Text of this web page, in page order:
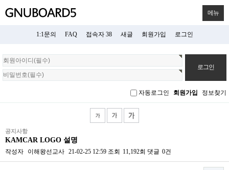
메뉴
1:1문의 FAQ 접속자 38 새글 회원가입 로그인
회
원
로
자동로그인 회원가입 정보찾기
공지사항
KAMCAR LOGO 설명
작성자 이해왕선교사 21-02-25 12:59 조회 11,192회 댓글 0건